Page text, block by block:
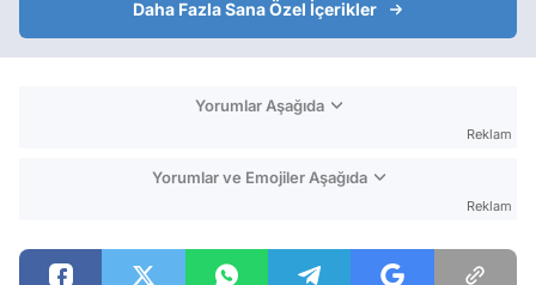
Daha Fazla Sana Özel İçerikler
Yorumlar Aşağıda
Reklam
Yorumlar ve Emojiler Aşağıda
Reklam